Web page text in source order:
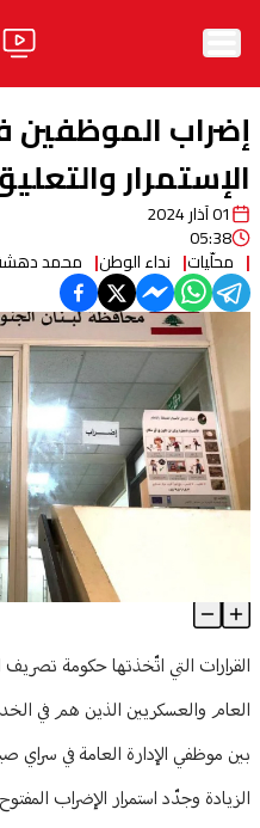
الأخبار
ثقافة ومجتمع
آراء
فيديو
مواقف
وليد جنبلاط
الحزب
ابحث
إضراب الموظفين
الإستمرار
01 آذار 2024
05:38
محلّيات نداء الوطن محمد
إضراب الموظفين في صيدا: بين
Article Content
القرارات التي اتّخذتها حكومة
العام والعسكريين الذين هم في
بين موظفي الإدارة العامة في
الزيادة وجدّد استمرار الإضراب